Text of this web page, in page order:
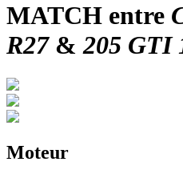
MATCH entre
R27&205 GTI
Moteur